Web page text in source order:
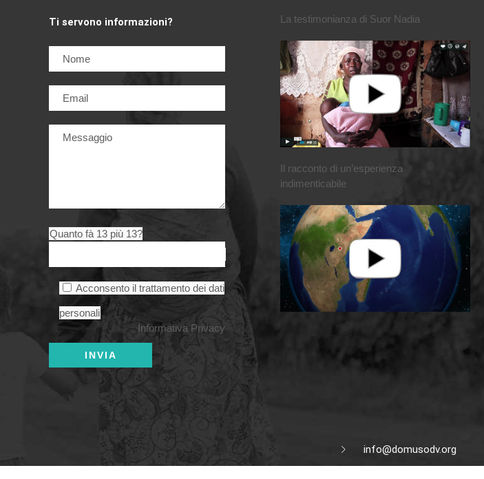
Ti servono informazioni?
Quanto fà 13 più 13?
Acconsento il trattamento dei dati
personali
Informativa Privacy
La testimonianza di Suor Nadia
Il racconto di un’esperienza
indimenticabile
info@domusodv.org